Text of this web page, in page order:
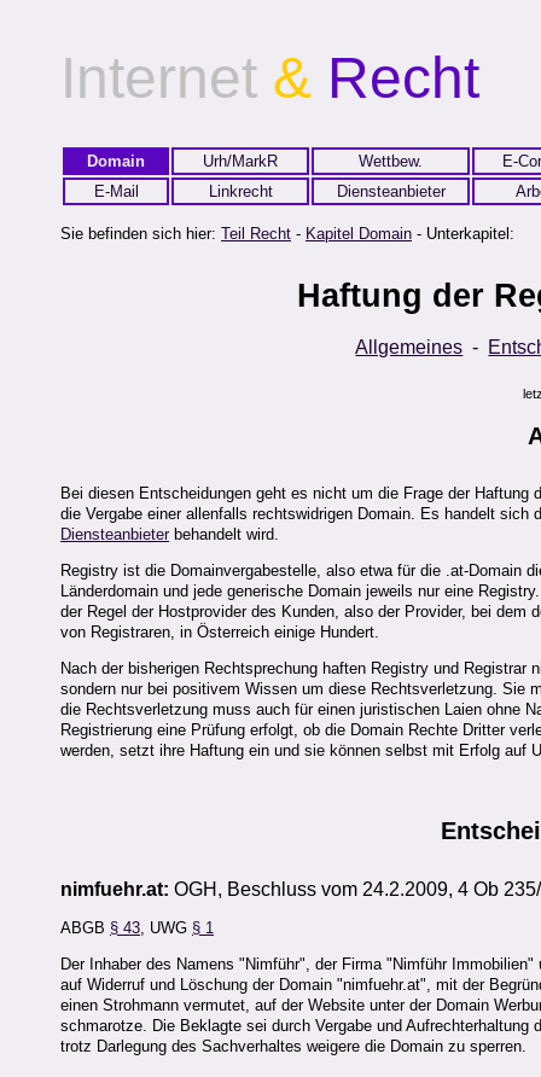
Internet & Recht
Domain Urh/MarkR Wettbew.
E-
E-Mail
Linkrecht Diensteanbieter
Sie befinden sich hier: Teil Recht - Kapitel Domain - Unterkapitel:
Haftung der
Allgemeines -
Bei diesen Entscheidungen geht es nicht um die Frage der
die Vergabe einer allenfalls rechtswidrigen Domain. Es handelt
Diensteanbieterbehandelt wird.
Registry ist die Domainvergabestelle, also etwa für die .at-Domain
Länderdomain und jede generische Domain jeweils nur eine
der Regel der Hostprovider des Kunden, also der Provider, bei
von Registraren, in Österreich einige Hundert.
Nach der bisherigen Rechtsprechung haften Registry und
sondern nur bei positivem Wissen um diese Rechtsverletzung. Sie
die Rechtsverletzung muss auch für einen juristischen Laien ohne
Registrierung eine Prüfung erfolgt, ob die Domain Rechte Dritter
werden, setzt ihre Haftung ein und sie können selbst mit Erfolg auf
nimfuehr.at: OGH, Beschluss vom 24.2.2009, 4 Ob
ABGB § 43, UWG § 1
Der Inhaber des Namens "Nimführ", der Firma "Nimführ
auf Widerruf und Löschung der Domain "nimfuehr.at", mit der
einen Strohmann vermutet, auf der Website unter der Domain
schmarotze. Die Beklagte sei durch Vergabe und
trotz Darlegung des Sachverhaltes weigere die Domain zu sperren.